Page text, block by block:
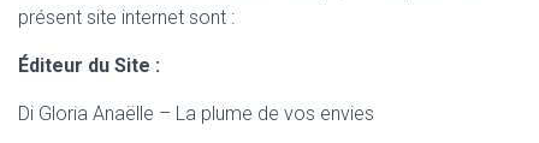
présent site internet sont :
Éditeur du Site :
Di Gloria Anaëlle – La plume de vos envies